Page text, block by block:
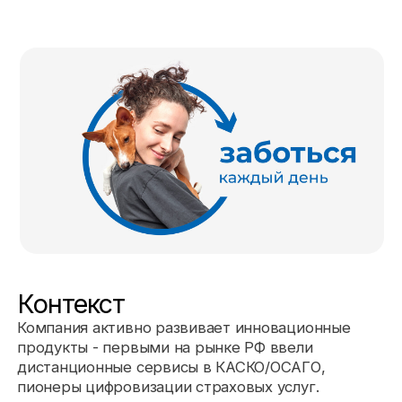
Контекст
Компания активно развивает инновационные
продукты - первыми на рынке РФ ввели
Основную тему 30-летия ВСК “Становись лучшей
версией себя” было необходимо транслировать
на три основные аудитории: клиенты, партнеры и
сотрудники, объединяя весь спектр
предоставляемых услуг в одной рекламной
кампании.